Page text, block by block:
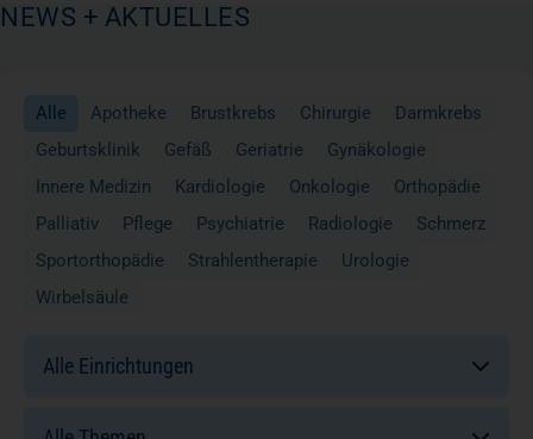
NEWS + AKTUELLES
Alle Apotheke Brustkrebs Chirurgie
Darmkrebs
Geburtsklinik
Gefäß Geriatrie
Gynäkologie
Innere Medizin
Kardiologie Onkologie
Orthopädie
Palliativ
Pflege Psychiatrie Radiologie
Schmerz
Sportorthopädie
Strahlentherapie
Urologie
Wirbelsäule